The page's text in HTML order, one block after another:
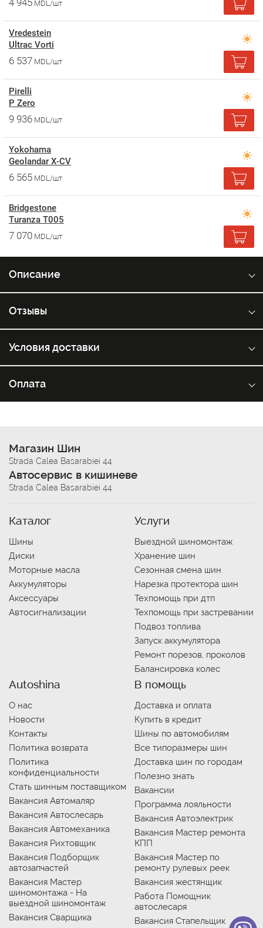
4 945 MDL/шт
Vredestein
Ultrac Vorti
6 537 MDL/шт
Pirelli
P Zero
9 936 MDL/шт
Yokohama
Geolandar X-CV
6 565 MDL/шт
Bridgestone
Turanza T005
7 070 MDL/шт
Описание
Отзывы
Условия доставки
Оплата
Магазин Шин
Strada Calea Basarabiei 44
Автосервис в кишиневе
Strada Calea Basarabiei 44
Каталог
Шины
Диски
Моторные масла
Аккумуляторы
Аксессуары
Автосигнализации
Услуги
Выездной шиномонтаж
Хранение шин
Сезонная смена шин
Нарезка протектора шин
Техпомощь при дтп
Техпомощь при застревании
Подвоз топлива
Запуск аккумулятора
Ремонт порезов, проколов
Балансировка колес
Autoshina
О нас
Новости
Контакты
Политика возврата
Политика
конфиденциальности
Стать шинным поставщиком
Вакансия Автомаляр
Вакансия Автослесарь
Вакансия Автомеханика
Вакансия Рихтовщик
Вакансия Подборщик
автозапчастей
Вакансия Мастер
шиномонтажа - На
выездной шиномонтаж
Вакансия Сварщика
В помощь
Доставка и оплата
Купить в кредит
Шины по автомобилям
Все типоразмеры шин
Доставка шин по городам
Полезно знать
Вакансии
Программа лояльности
Вакансия Автоэлектрик
Вакансия Мастер ремонта
КПП
Вакансия Мастер по
ремонту рулевых реек
Вакансия жестянщик
Работа Помощник
автослесаря
Вакансия Стапельщик